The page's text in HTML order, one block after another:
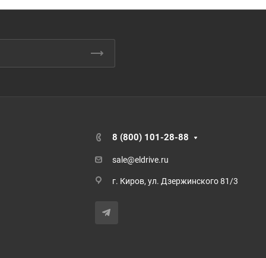
8 (800) 101-28-88
sale@eldrive.ru
г. Киров, ул. Дзержинского 81/3